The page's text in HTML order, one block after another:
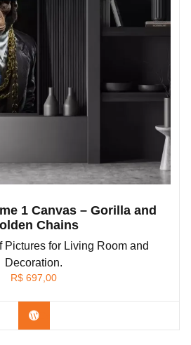
1 Canvas – Gorilla and
Chains
Pictures for Living Room and
Decoration.
R$ 697,00
Confira os modelos